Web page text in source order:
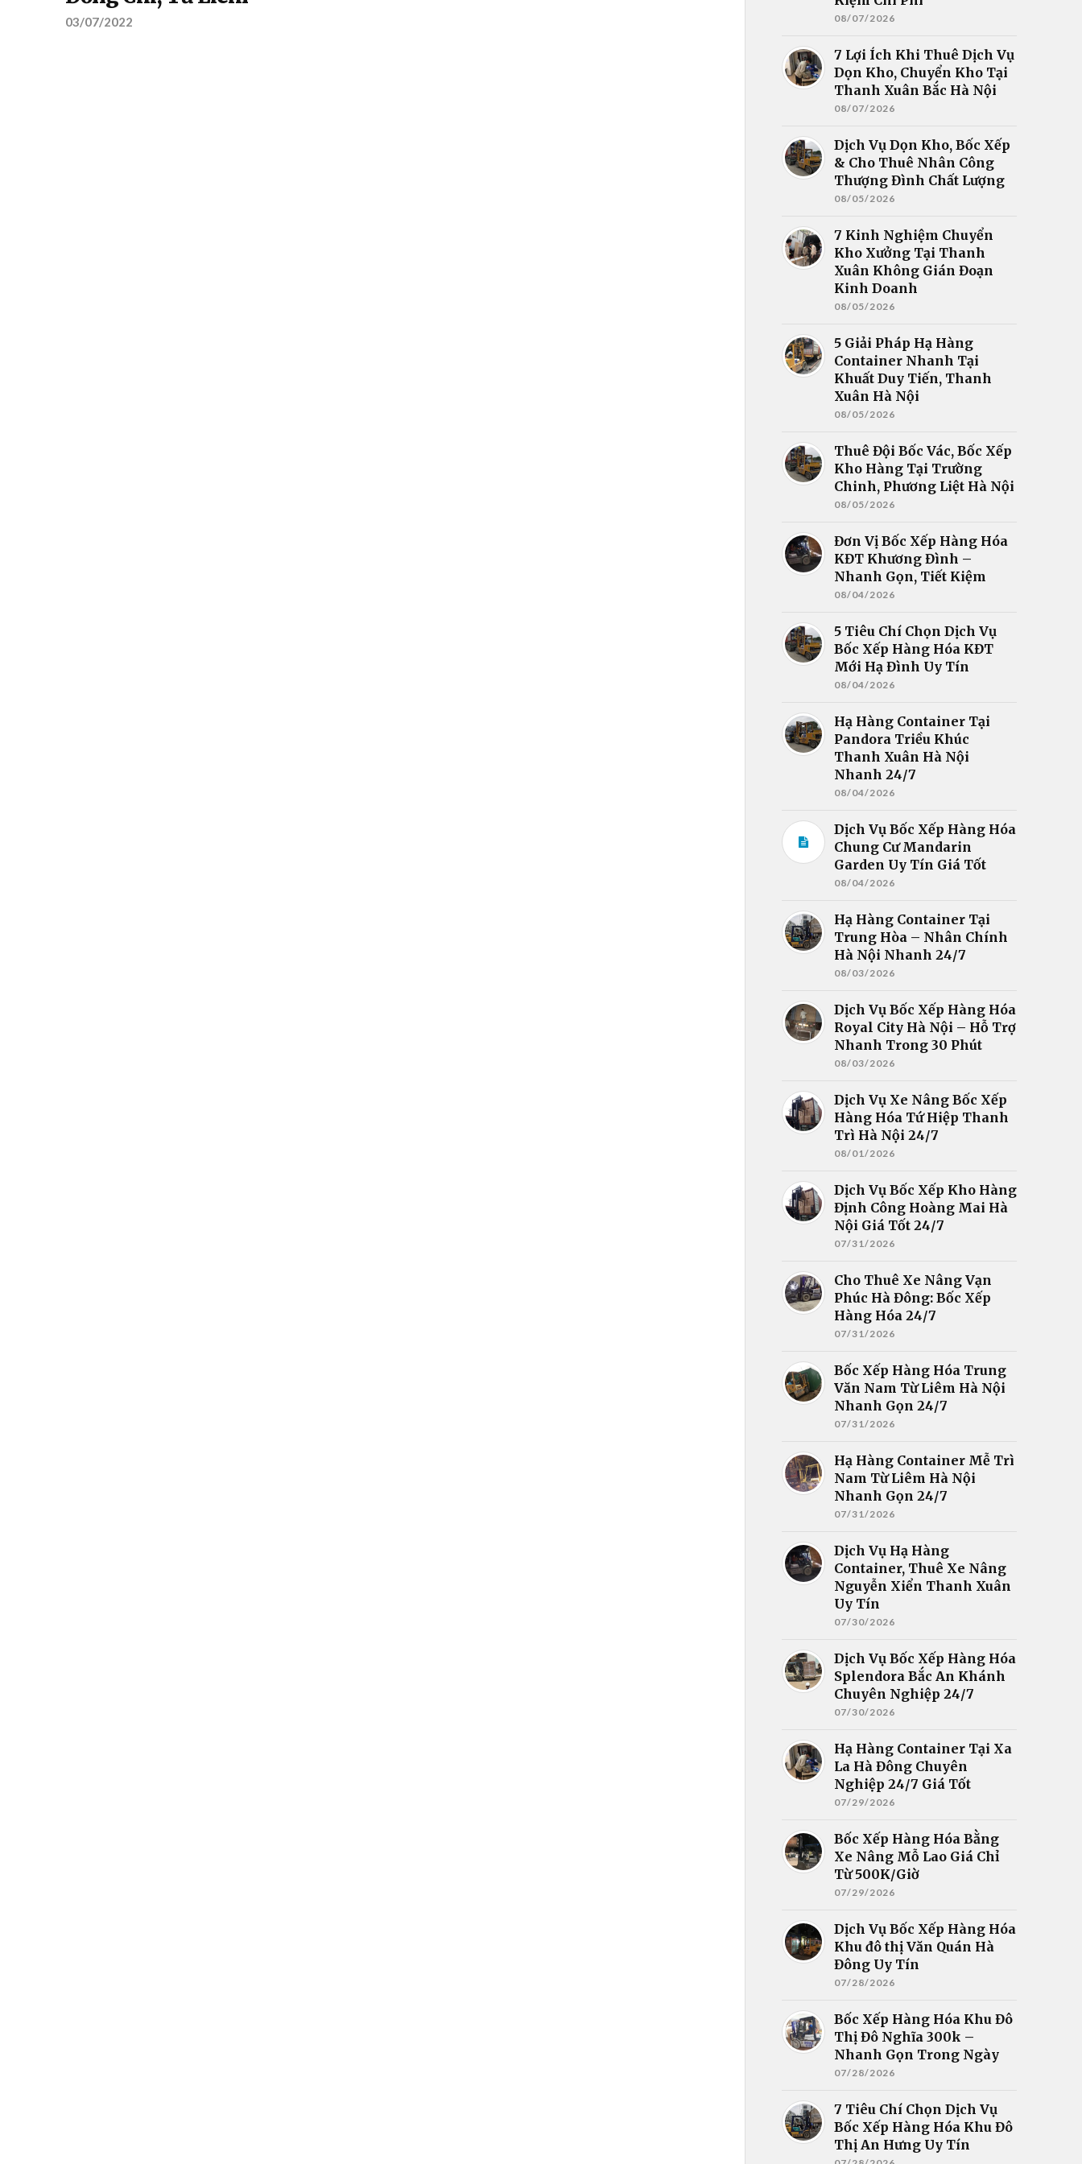
03/07/2022 08/07/2026
7 Lợi Ích Khi Thuê Dịch Vụ
Dọn Kho, Chuyển Kho Tại
Thanh Xuân Bắc Hà Nội
08/07/2026
Dịch Vụ Dọn Kho, Bốc Xếp
& Cho Thuê Nhân Công
Thượng Đình Chất Lượng
08/05/2026
7 Kinh Nghiệm Chuyển
Kho Xưởng Tại Thanh
Xuân Không Gián Đoạn
Kinh Doanh
08/05/2026
5 Giải Pháp Hạ Hàng
Container Nhanh Tại
Khuất Duy Tiến, Thanh
Xuân Hà Nội
08/05/2026
Thuê Đội Bốc Vác, Bốc Xếp
Kho Hàng Tại Trường
Chinh, Phương Liệt Hà Nội
08/05/2026
Đơn Vị Bốc Xếp Hàng Hóa
KĐT Khương Đình –
Nhanh Gọn, Tiết Kiệm
08/04/2026
5 Tiêu Chí Chọn Dịch Vụ
Bốc Xếp Hàng Hóa KĐT
Mới Hạ Đình Uy Tín
08/04/2026
Hạ Hàng Container Tại
Pandora Triều Khúc
Thanh Xuân Hà Nội
Nhanh 24/7
08/04/2026
Dịch Vụ Bốc Xếp Hàng Hóa
Chung Cư Mandarin
Garden Uy Tín Giá Tốt
08/04/2026
Hạ Hàng Container Tại
Trung Hòa – Nhân Chính
Hà Nội Nhanh 24/7
08/03/2026
Dịch Vụ Bốc Xếp Hàng Hóa
Royal City Hà Nội – Hỗ Trợ
Nhanh Trong 30 Phút
08/03/2026
Dịch Vụ Xe Nâng Bốc Xếp
Hàng Hóa Tứ Hiệp Thanh
Trì Hà Nội 24/7
08/01/2026
Dịch Vụ Bốc Xếp Kho Hàng
Định Công Hoàng Mai Hà
Nội Giá Tốt 24/7
07/31/2026
Cho Thuê Xe Nâng Vạn
Phúc Hà Đông: Bốc Xếp
Hàng Hóa 24/7
07/31/2026
Bốc Xếp Hàng Hóa Trung
Văn Nam Từ Liêm Hà Nội
Nhanh Gọn 24/7
07/31/2026
Hạ Hàng Container Mễ Trì
Nam Từ Liêm Hà Nội
Nhanh Gọn 24/7
07/31/2026
Dịch Vụ Hạ Hàng
Container, Thuê Xe Nâng
Nguyễn Xiển Thanh Xuân
Uy Tín
07/30/2026
Dịch Vụ Bốc Xếp Hàng Hóa
Splendora Bắc An Khánh
Chuyên Nghiệp 24/7
07/30/2026
Hạ Hàng Container Tại Xa
La Hà Đông Chuyên
Nghiệp 24/7 Giá Tốt
07/29/2026
Bốc Xếp Hàng Hóa Bằng
Xe Nâng Mỗ Lao Giá Chỉ
Từ 500K/Giờ
07/29/2026
Dịch Vụ Bốc Xếp Hàng Hóa
Khu đô thị Văn Quán Hà
Đông Uy Tín
07/28/2026
Bốc Xếp Hàng Hóa Khu Đô
Thị Đô Nghĩa 300k –
Nhanh Gọn Trong Ngày
07/28/2026
7 Tiêu Chí Chọn Dịch Vụ
Bốc Xếp Hàng Hóa Khu Đô
Thị An Hưng Uy Tín